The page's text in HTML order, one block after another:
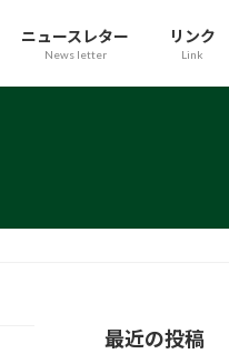
ニュースレター
News letter
リンク
Link
最近の投稿